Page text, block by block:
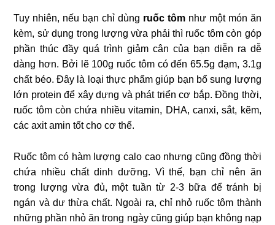
Tuy nhiên, nếu bạn chỉ dùng ruốc tômnhư một món ăn
kèm, sử dụng trong lượng vừa phải thì ruốc tôm còn góp
phần thúc đầy quá trình giảm cân của bạn diễn ra dễ
dàng hơn. Bởi lẽ 100g ruốc tôm có đến 65.5g đạm, 3.1g
chất béo. Đây là loại thực phẩm giúp bạn bổ sung lượng
lớn protein để xây dựng và phát triển cơ bắp. Đồng thời,
ruốc tôm còn chứa nhiều vitamin, DHA, canxi, sắt, kẽm,
các axit amin tốt cho cơ thể.
Ruốc tôm có hàm lượng calo cao nhưng cũng đồng thời
chứa nhiều chất dinh dưỡng. Vì thế, bạn chỉ nên ăn
trong lượng vừa đủ, một tuần từ 2-3 bữa để tránh bị
ngán và dư thừa chất. Ngoài ra, chỉ nhỏ ruốc tôm thành
những phần nhỏ ăn trong ngày cũng giúp bạn không nạp